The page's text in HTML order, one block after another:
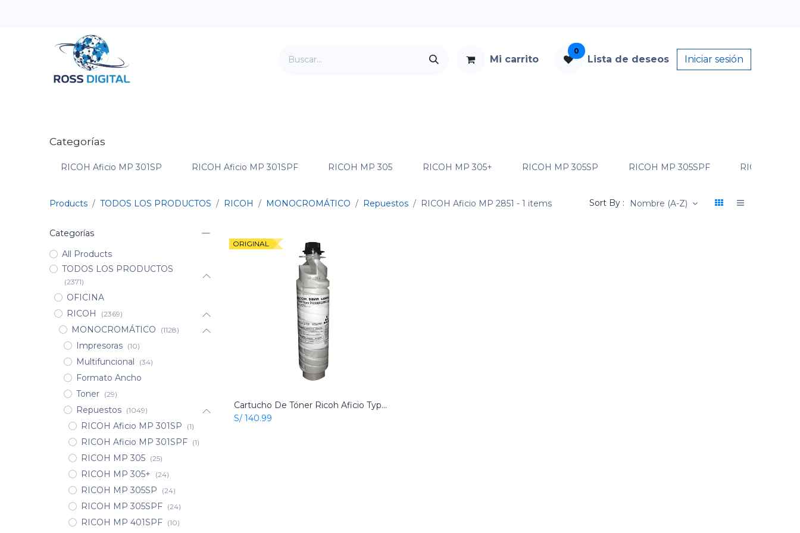
Mi carrito
0
Lista de deseos Iniciar sesión
Categorías
RICOH Aficio MP 301SP RICOH Aficio MP 301SPF RICOH MP 305 RICOH MP 305+ RICOH MP 305SP RICOH MP 305SPF RICOH MP
Products TODOS LOS PRODUCTOS RICOH MONOCROMÁTICO Repuestos RICOH Aficio MP 2851 - 1 items Sort By : Nombre (A-Z)
Categorías
All Products
TODOS LOS PRODUCTOS
(2371)
OFICINA
RICOH
(2369)
MONOCROMÁTICO (1128)
Impresoras (10)
Multifuncional (34)
Formato Ancho
Toner
(29)
Repuestos (1049)
RICOH Aficio MP 301SP (1)
RICOH Aficio MP 301SPF (1)
RICOH MP 305 (25)
RICOH MP 305+ (24)
RICOH MP 305SP (24)
RICOH MP 305SPF (24)
RICOH MP 401SPF (10)
ORIGINAL
Cartucho De Tóner Ricoh Aficio Type 2120D Negro Original
S/ 140.99